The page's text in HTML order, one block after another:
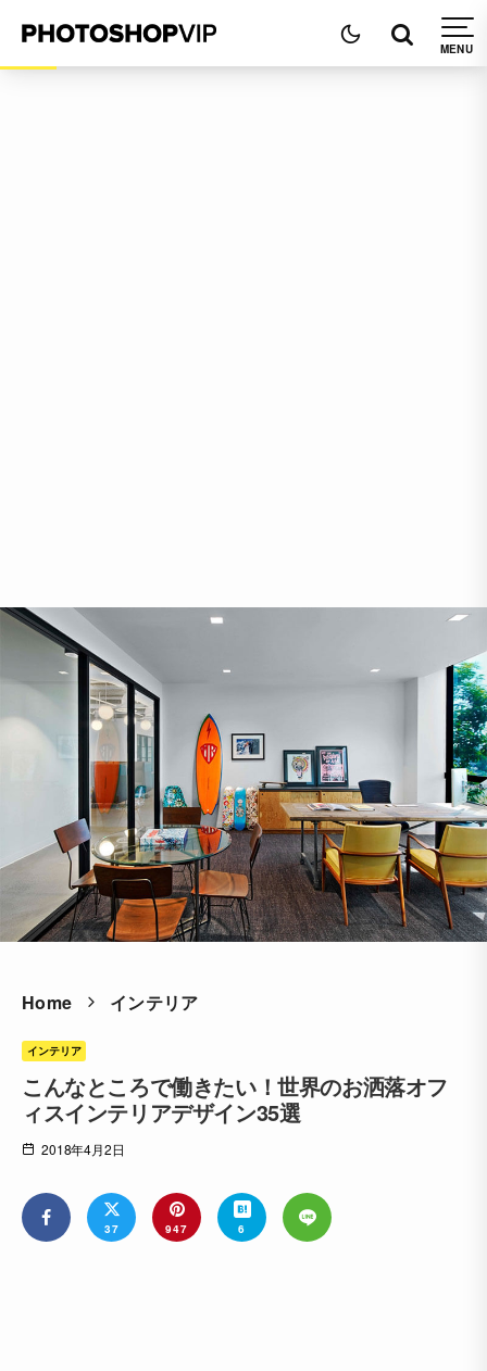
Home インテリア
インテリア
こんなところで働きたい！世界のお洒落オフ
ィスインテリアデザイン35選
2018年4月2日
37 947 6